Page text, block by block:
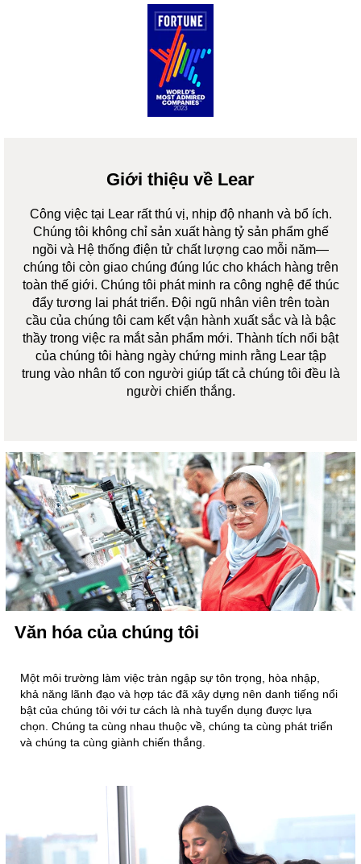
Giới thiệu về Lear
Công việc tại Lear rất thú vị, nhịp độ nhanh và bổ ích.
Chúng tôi không chỉ sản xuất hàng tỷ sản phẩm ghế
ngồi và Hệ thống điện tử chất lượng cao mỗi năm—
chúng tôi còn giao chúng đúng lúc cho khách hàng trên
toàn thế giới. Chúng tôi phát minh ra công nghệ để thúc
đẩy tương lai phát triển. Đội ngũ nhân viên trên toàn
cầu của chúng tôi cam kết vận hành xuất sắc và là bậc
thầy trong việc ra mắt sản phẩm mới. Thành tích nổi bật
của chúng tôi hàng ngày chứng minh rằng Lear tập
trung vào nhân tố con người giúp tất cả chúng tôi đều là
người chiến thắng.
Văn hóa của chúng tôi
Một môi trường làm việc tràn ngập sự tôn trọng, hòa nhập,
khả năng lãnh đạo và hợp tác đã xây dựng nên danh tiếng nổi
bật của chúng tôi với tư cách là nhà tuyển dụng được lựa
chọn. Chúng ta cùng nhau thuộc về, chúng ta cùng phát triển
và chúng ta cùng giành chiến thắng.